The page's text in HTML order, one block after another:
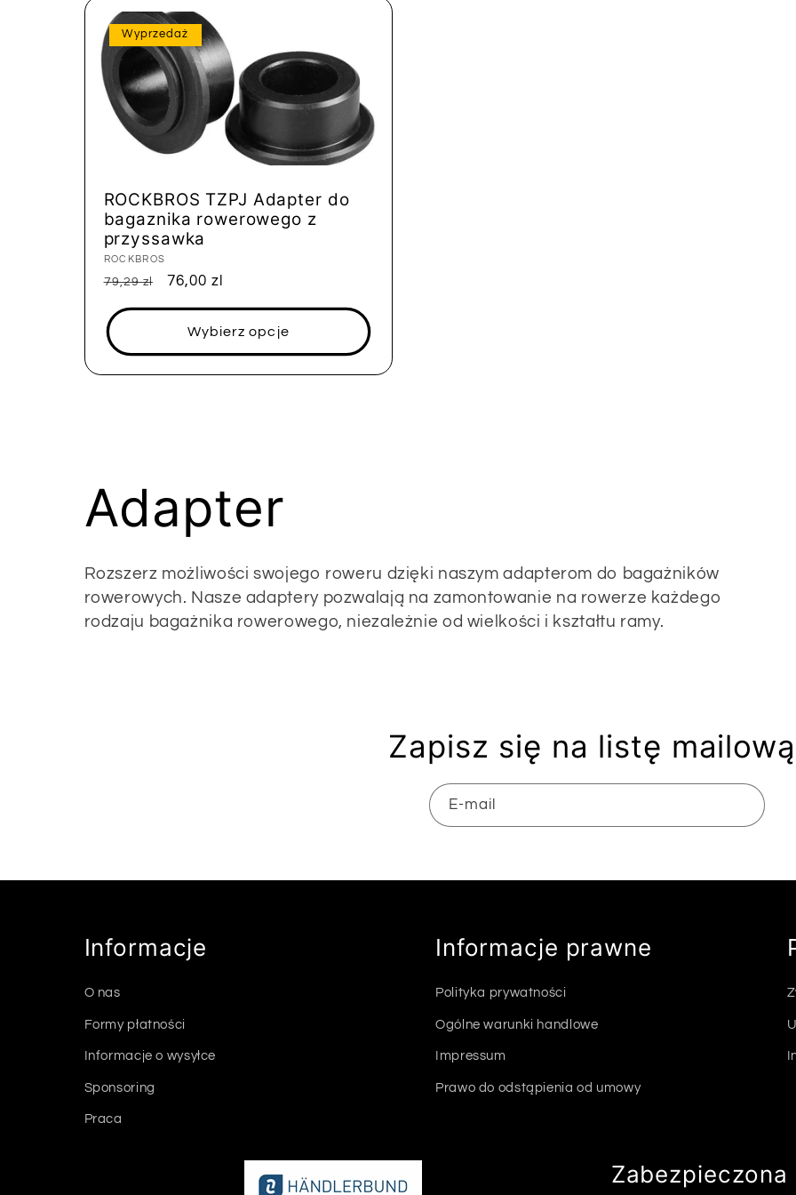
Wyprzedaż
ROCKBROS TZPJ Adapter do
bagaznika rowerowego z
przyssawka
Dostawca:
ROCKBROS
Cena
79,29 zl
Cena
76,00 zl
Wybierz opcje
K
o
l
j
a
:
Adapter
Rozszerz możliwości swojego roweru dzięki naszym adapterom do bagażników
rowerowych. Nasze adaptery pozwalają na zamontowanie na rowerze każdego
rodzaju bagażnika rowerowego, niezależnie od wielkości i kształtu ramy.
Zapisz się na listę
E-mail
Informacje
O nas
Formy płatności
Informacje o wysyłce
Sponsoring
Praca
Informacje prawne
Polityka prywatności
Ogólne warunki handlowe
Impressum
Prawo do odstąpienia od umowy